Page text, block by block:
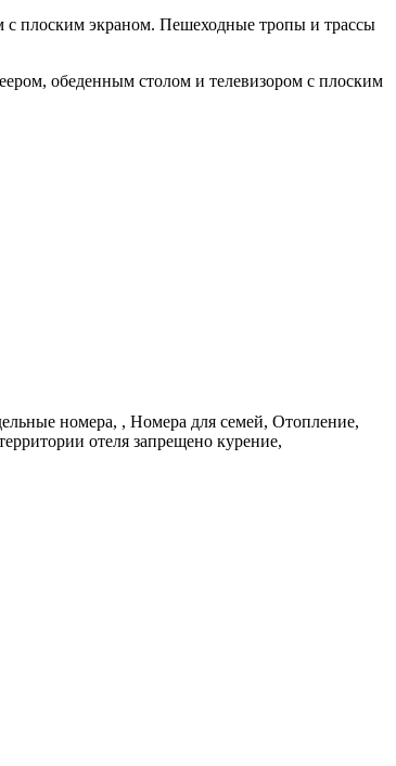
с плоским экраном. Пешеходные тропы и трассы
обеденным столом и телевизором с плоским
номера, , Номера для семей, Отопление,
отеля запрещено курение,